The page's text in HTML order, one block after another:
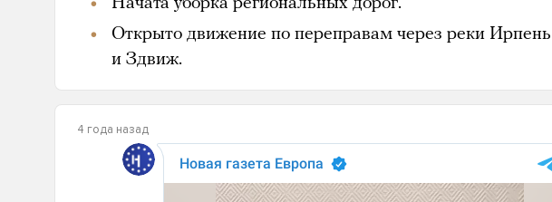
Начата уборка региональных дорог.
Открыто движение по переправам через реки Ирпень
и Здвиж.
4 года назад